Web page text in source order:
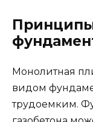
Монолитная
видом
трудоемким.